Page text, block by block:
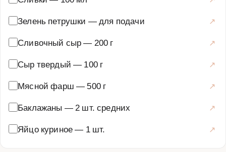
Мясной фарш можно использовать любой - говяжий,
свиной, куриный или их смесь, в зависимости от
на моцареллу или другой плавящийся сыр, но именно
сливочный сыр придает особую нежность и
кремовость. Запеканка готовится в духовке при
температуре 180-200 градусов примерно 30-40 минут до
заранее и разогреть перед подачей - его вкус только
улучшится. Мясная запеканка с баклажанами и
Зелень петрушки — для подачи
Сливочный сыр— 200 г
Сыр твердый — 100 г
Мясной фарш — 500 г
Баклажаны — 2 шт. средних
Яйцо куриное— 1 шт.